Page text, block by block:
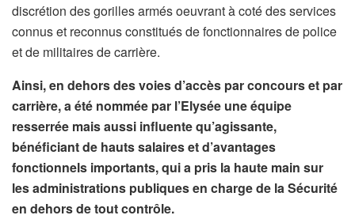
discrétion des gorilles armés oeuvrant à coté des services
connus et reconnus constitués de fonctionnaires de police
et de militaires de carrière.
Ainsi, en dehors des voies d’accès par concours et par
carrière, a été nommée par l’Elysée une équipe
resserrée mais aussi influente qu’agissante,
bénéficiant de hauts salaires et d’avantages
fonctionnels importants, qui a pris la haute main sur
les administrations publiques en charge de la Sécurité
en dehors de tout contrôle.